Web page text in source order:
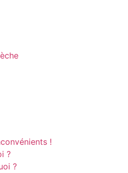
!
?
?